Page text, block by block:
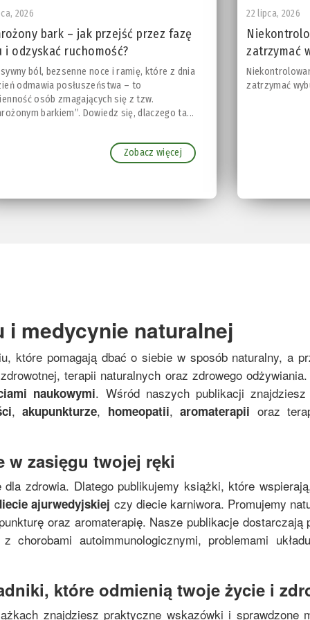
2026
bark – jak przejść przez fazę
i odzyskać ruchomość?
ból, bezsenne noce i ramię, które z dnia
odmawia posłuszeństwa – to
osób zmagających się z tzw.
barkiem”. Dowiedz się, dlaczego ta...
Zobacz więcej
22 lipca, 2026
zatrzymać
zatrzymać
i medycynie naturalnej
które pomagają dbać o siebie w sposób naturalny, a
terapii naturalnych oraz zdrowego
naukowymi. Wśród naszych publikacji
,akupunkturze, homeopatii,aromaterapii oraz
w zasięgu twojej ręki
zdrowia. Dlatego publikujemy książki, które
ajurwedyjskiej czy diecie karniwora. Promujemy
oraz aromaterapię. Nasze publikacje
autoimmunologicznymi, problemami
które odmienią twoje życie i
znajdziesz praktyczne wskazówki i sprawdzone